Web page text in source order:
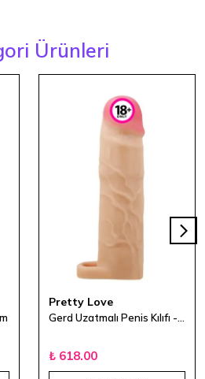
Ürünleri
Pretty Love
₺ 618.00